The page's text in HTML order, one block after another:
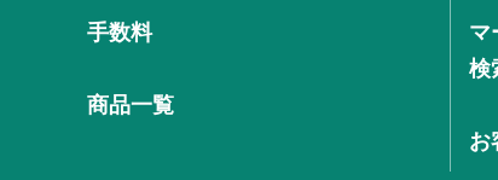
手数料
商品一覧
マ
検
お